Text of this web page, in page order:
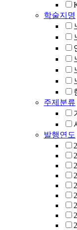
학술지명
주제분류
발행연도